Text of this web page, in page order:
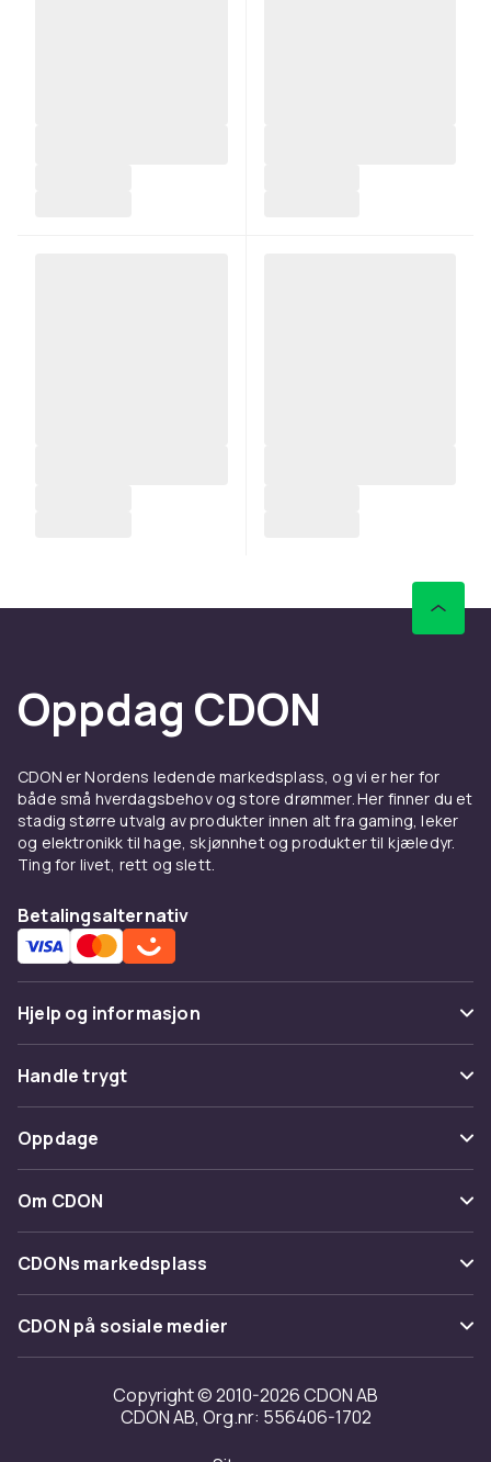
Oppdag CDON
CDON er Nordens ledende markedsplass, og vi er her for
både små hverdagsbehov og store drømmer. Her finner du et
stadig større utvalg av produkter innen alt fra gaming, leker
og elektronikk til hage, skjønnhet og produkter til kjæledyr.
Ting for livet, rett og slett.
Betalingsalternativ
Hjelp og informasjon
Vanlige spørsmål
Spor pakke
Angre & returner her
Kontakt oss
Handle trygt
Betaling
Levering
Tilbakekallinger
Oppdage
Kategorier
Varemerker
Om CDON
Om oss
Kundeanmeldelser
Jobbe på CDON
Investor relations
Tilgjengelighet
CDONs markedsplass
Merchant Help Center
CDON på sosiale medier
Copyright © 2010-2026 CDON AB
CDON AB, Org.nr: 556406-1702